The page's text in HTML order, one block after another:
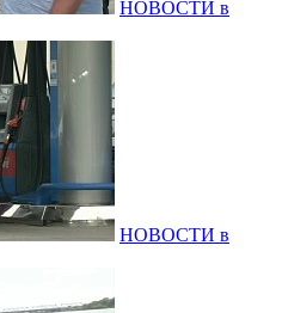
НОВОСТИ в
НОВОСТИ в